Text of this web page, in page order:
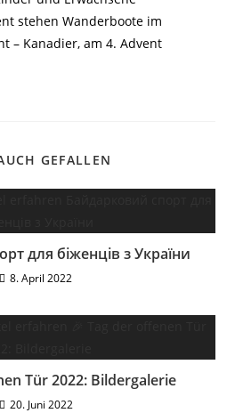
stehen Wanderboote im
– Kanadier, am 4. Advent
GEFALLEN
для біженців з України
8. April 2022
Tür 2022: Bildergalerie
20. Juni 2022